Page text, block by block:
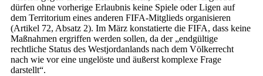
dürfen ohne vorherige Erlaubnis keine Spiele oder Ligen auf
dem Territorium eines anderen FIFA-Mitglieds organisieren
(Artikel 72, Absatz 2). Im März konstatierte die FIFA, dass keine
Maßnahmen ergriffen werden sollen, da der „endgültige
rechtliche Status des Westjordanlands nach dem Völkerrecht
nach wie vor eine ungelöste und äußerst komplexe Frage
darstellt“.